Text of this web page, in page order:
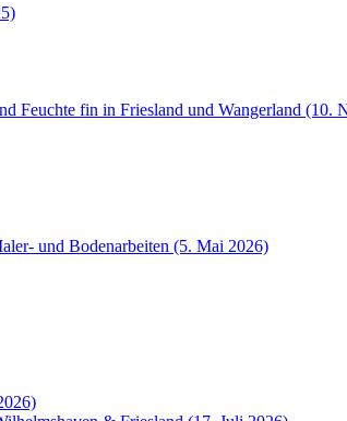
Feuchte fin in Friesland und Wangerland (10.
und Bodenarbeiten (5. Mai 2026)